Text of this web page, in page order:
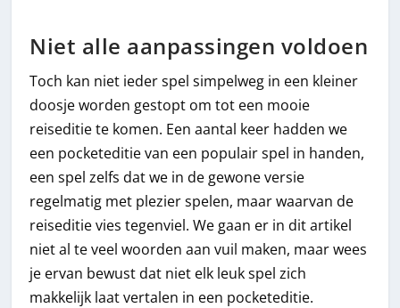
Niet alle aanpassingen voldoen
Toch kan niet ieder spel simpelweg in een kleiner
doosje worden gestopt om tot een mooie
reiseditie te komen. Een aantal keer hadden we
een pocketeditie van een populair spel in handen,
een spel zelfs dat we in de gewone versie
regelmatig met plezier spelen, maar waarvan de
reiseditie vies tegenviel. We gaan er in dit artikel
niet al te veel woorden aan vuil maken, maar wees
je ervan bewust dat niet elk leuk spel zich
makkelijk laat vertalen in een pocketeditie.